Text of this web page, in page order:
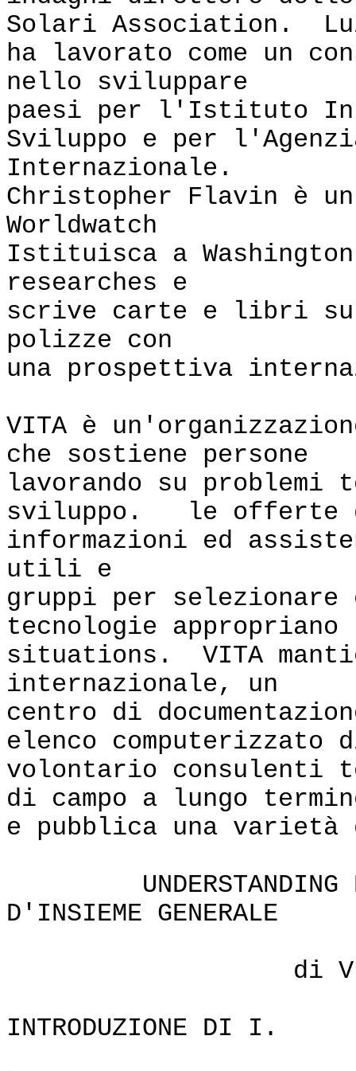
Solari Association.
ha lavorato come un
nello sviluppare
paesi per l'Istituto
Sviluppo e per
Internazionale.
Christopher Flavin è
Worldwatch
Istituisca a
researches e
scrive carte e libri
polizze con
una prospettiva
VITA è
che sostiene persone
lavorando su
sviluppo. le offerte
informazioni ed
utili e
gruppi per
tecnologie appropriano
situations. VITA
internazionale, un
centro di
elenco computerizzato
volontario consulenti
di campo a lungo
e pubblica una
UNDERSTANDING
D'INSIEME GENERALE
di VITA Keith
INTRODUZIONE DI I.